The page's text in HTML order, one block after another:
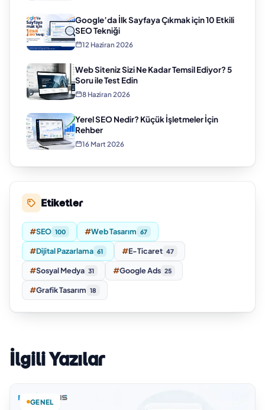
Google’da İlk Sayfaya Çıkmak için 10 Etkili
SEO Tekniği
12 Haziran 2026
Web Siteniz Sizi Ne Kadar Temsil Ediyor? 5
Soru ile Test Edin
8 Haziran 2026
Yerel SEO Nedir? Küçük İşletmeler İçin
Rehber
16 Mart 2026
Etiketler
#SEO 100 #Web Tasarım 67
#Dijital Pazarlama 61 #E-Ticaret 47
#Sosyal Medya 31 #Google Ads 25
#Grafik Tasarım 18
İlgili Yazılar
GENEL